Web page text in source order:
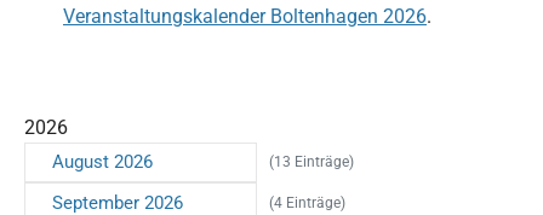
Veranstaltungskalender Boltenhagen 2026.
2026
August 2026 (13 Einträge)
September 2026 (4 Einträge)